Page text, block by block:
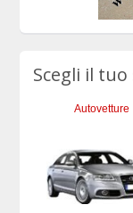
Scegli il
Autovetture